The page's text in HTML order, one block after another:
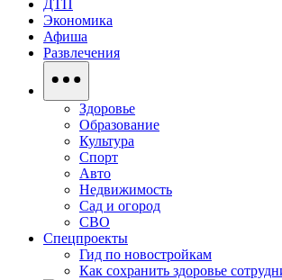
ДТП
Экономика
Афиша
Развлечения
Здоровье
Образование
Культура
Спорт
Авто
Недвижимость
Сад и огород
СВО
Спецпроекты
Гид по новостройкам
Как сохранить здоровье